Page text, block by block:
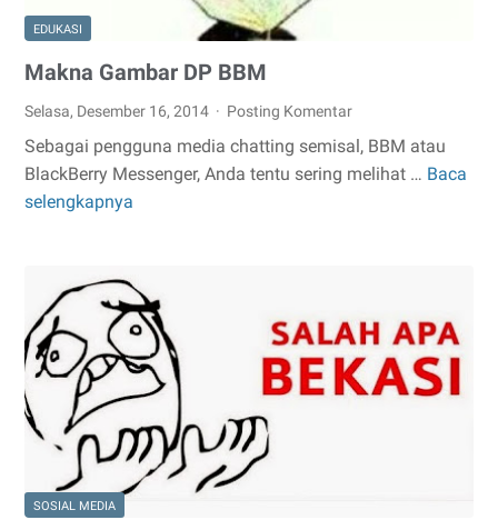
EDUKASI
Makna Gambar DP BBM
Selasa, Desember 16, 2014 Posting Komentar
Sebagai pengguna media chatting semisal, BBM atau
BlackBerry Messenger, Anda tentu sering melihat … Baca
selengkapnya
Makna
SOSIAL MEDIA